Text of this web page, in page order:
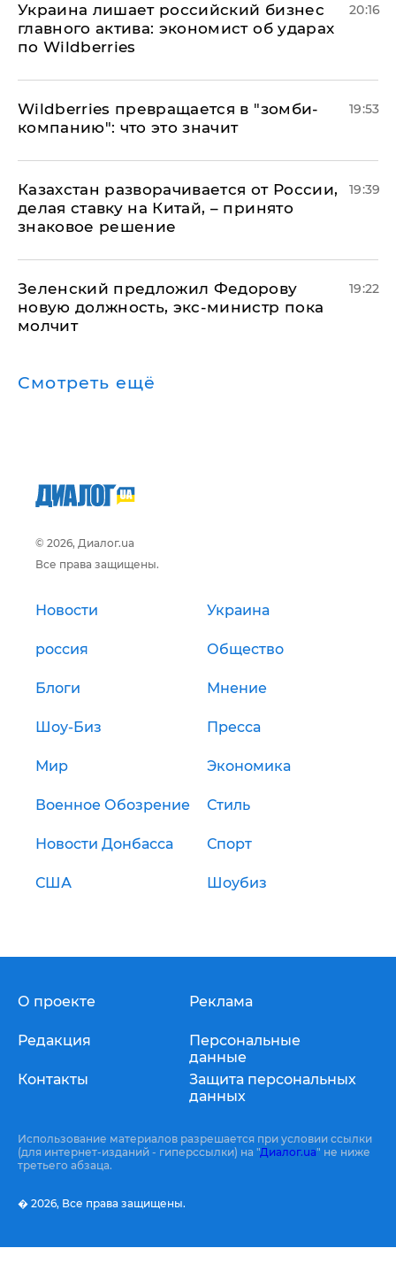
​Украина лишает российский бизнес
главного актива: экономист об ударах
по Wildberries
20:16
Wildberries превращается в "зомби-
компанию": что это значит
19:53
Казахстан разворачивается от России,
делая ставку на Китай, – принято
знаковое решение
19:39
Зеленский предложил Федорову
новую должность, экс-министр пока
молчит
19:22
Смотреть ещё
© 2026, Диалог.ua
Все права защищены.
Новости Украина
россия Общество
Блоги Мнение
Шоу-Биз Пресса
Мир Экономика
Военное Обозрение Стиль
Новости Донбасса Спорт
США Шоубиз
О проекте
Редакция
Контакты
Реклама
Персональные
данные
Защита персональных
данных
Использование материалов разрешается при условии ссылки
(для интернет-изданий - гиперссылки) на "Диалог.ua" не ниже
третьего абзаца.
� 2026, Все права защищены.